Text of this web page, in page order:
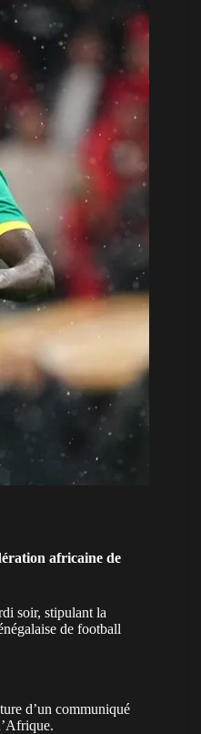
africaine de
soir, stipulant la
de football
d’un communiqué